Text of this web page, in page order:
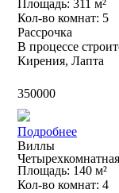
Площадь: 311 м²
Кол-во комнат: 5
Рассрочка
В процессе
Кирения, Лапта
350000
Подробнее
Виллы
Площадь: 140 м²
Кол-во комнат: 4